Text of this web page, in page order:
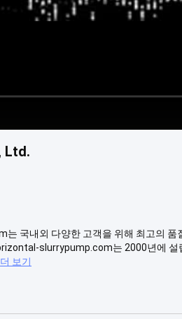
Ltd.
국내외 다양한 고객을 위해 최고의 품
slurrypump.com는 2000년에 설
더 보기